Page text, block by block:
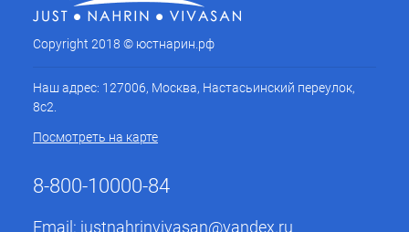
Copyright 2018 © юстнарин.рф
Наш адрес: 127006, Москва, Настасьинский переулок,
8с2.
Посмотреть на карте
8-800-10000-84
Email: justnahrinvivasan@yandex.ru